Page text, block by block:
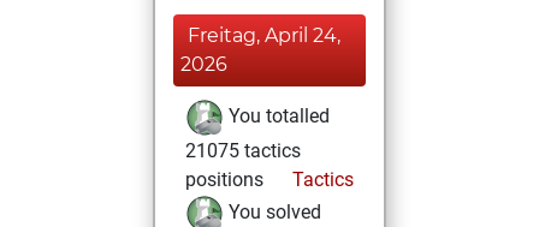
Freitag, April 24,
2026
You totalled
21075 tactics
positions
Tactics
You solved